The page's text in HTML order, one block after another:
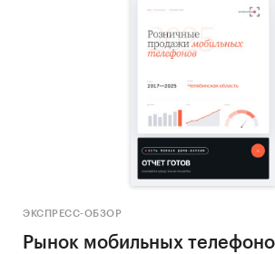
ЭКСПРЕСС-ОБЗОР
Рынок мобильных